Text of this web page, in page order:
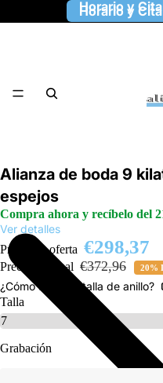
Horario y
Horario y
Alianza de boda 9
espejos
Compra ahora y recíbelo del
Ver detalles
Precio de oferta €298,37
Precio habitual €372,96 20%
¿Cómo saber la talla de anillo?
Talla
Grabación